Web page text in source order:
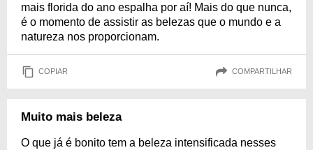
mais florida do ano espalha por aí! Mais do que nunca,
é o momento de assistir as belezas que o mundo e a
natureza nos proporcionam.
COPIAR COMPARTILHAR
Muito mais beleza
O que já é bonito tem a beleza intensificada nesses